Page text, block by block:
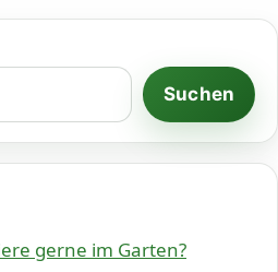
Suchen
gerne im Garten?